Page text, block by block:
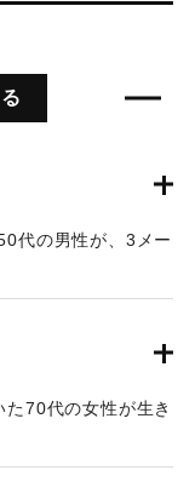
代の男性が、3メー
70代の女性が生き